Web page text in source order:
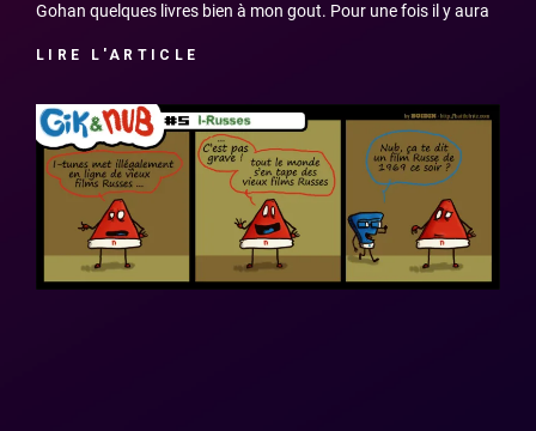
Gohan quelques livres bien à mon gout. Pour une fois il y aura
LIRE L'ARTICLE